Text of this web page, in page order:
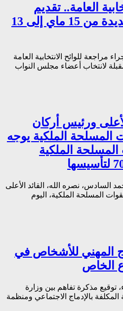
العامة.. تقديم
طلبات التسجيل الجديدة من 15 ماي إلى 13
مراجعة للوائح الانتخابية العامة
لانتخاب أعضاء مجلس النواب
ورئيس أركان
المسلحة الملكية يوجه
المسلحة الملكية
السادس، نصره الله، القائد الأعلى
المسلحة الملكية، اليوم
المهني للأشخاص في
الخاص
توقيع مذكرة تفاهم بين وزارة
المكلفة بالإدماج الاجتماعي ومنظمة